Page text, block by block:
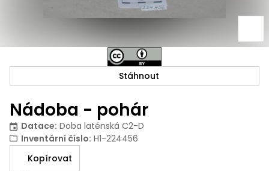
Nádoba - pohár
Datace: Doba laténská C2-D
Inventární číslo: H1-224456
Kopírovat
Stáhnout